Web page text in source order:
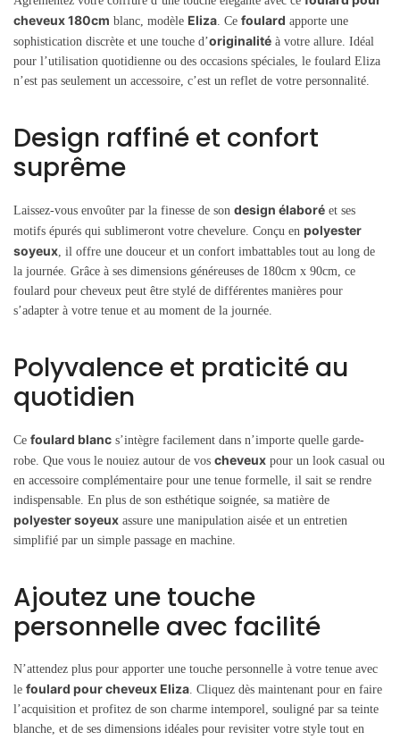
cheveux 180cm blanc, modèle Eliza . Ce foulard apporte une
sophistication discrète et une touche d’originalité à votre allure. Idéal
pour l’utilisation quotidienne ou des occasions spéciales, le foulard Eliza
n’est pas seulement un accessoire, c’est un reflet de votre personnalité.
Design raffiné et confort
suprême
Laissez-vous envoûter par la finesse de son design élaboré et ses
motifs épurés qui sublimeront votre chevelure. Conçu en polyester
soyeux , il offre une douceur et un confort imbattables tout au long de
la journée. Grâce à ses dimensions généreuses de 180cm x 90cm, ce
foulard pour cheveux peut être stylé de différentes manières pour
s’adapter à votre tenue et au moment de la journée.
Polyvalence et praticité au
quotidien
Ce foulard blanc s’intègre facilement dans n’importe quelle garde-
robe. Que vous le nouiez autour de vos cheveux pour un look casual ou
en accessoire complémentaire pour une tenue formelle, il sait se rendre
indispensable. En plus de son esthétique soignée, sa matière de
polyester soyeux assure une manipulation aisée et un entretien
simplifié par un simple passage en machine.
Ajoutez une touche
personnelle avec facilité
N’attendez plus pour apporter une touche personnelle à votre tenue avec
le foulard pour cheveux Eliza . Cliquez dès maintenant pour en faire
l’acquisition et profitez de son charme intemporel, souligné par sa teinte
blanche, et de ses dimensions idéales pour revisiter votre style tout en